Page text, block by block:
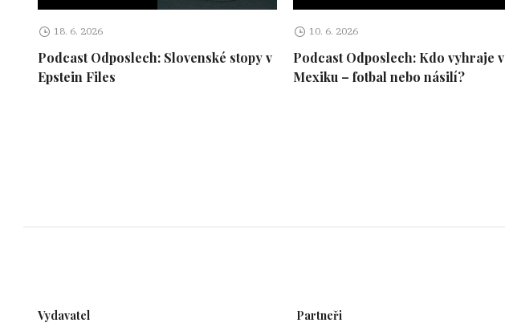
18. 6. 2026
Podcast Odposlech: Slovenské stopy v
Epstein Files
10. 6. 2026
Podcast Odposlech: Kdo vyhraje v
Mexiku – fotbal nebo násilí?
Vydavatel Partneři